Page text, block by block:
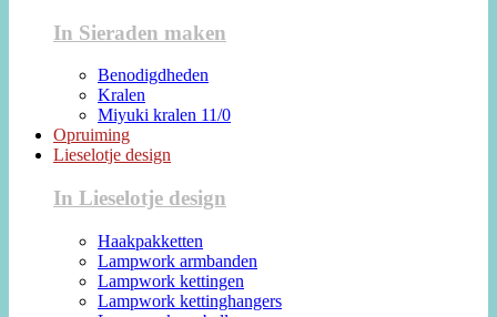
In Sieraden maken
Benodigdheden
Kralen
Miyuki kralen 11/0
Opruiming
Lieselotje design
In Lieselotje design
Haakpakketten
Lampwork armbanden
Lampwork kettingen
Lampwork kettinghangers